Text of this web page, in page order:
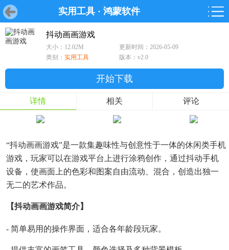
实用工具 · 鸿蒙软件
首页 游戏 软件
首页 游戏 软件 鸿蒙
游戏
鸿蒙
软件
抖动画画游戏
大小：12.02M
更新时间：2026-05-09
类别： 实用工具 版本：v2.0
开始下载
详情 相关 评论
“抖动画画游戏”是一款集趣味性与创意性于一体的休闲类手机
游戏，玩家可以在游戏平台上进行涂鸦创作，通过抖动手机
设备，使画面上的色彩和图案自由流动、混合，创造出独一
无二的艺术作品。
【抖动画画游戏简介】
- 简单易用的操作界面，适合各年龄段玩家。